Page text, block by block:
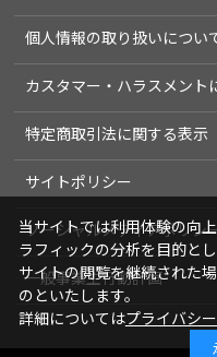
個人情報の取り扱いについ
カスタマー・ハラスメント
特定商取引法に関する表示
サイトポリシー
ソーシャルメディアポリシ
一般事業主行動計画
当サイトでは利用体験の向
ラフィックの分析を目的と
サイトの閲覧を継続された
のといたします。
詳細についてはプライバシ